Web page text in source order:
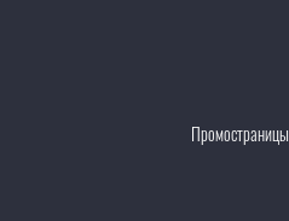
Промостраницы